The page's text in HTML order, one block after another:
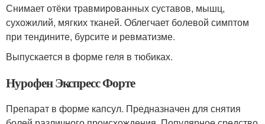
Снимает отёки травмированных суставов, мышц,
сухожилий, мягких тканей. Облегчает болевой симптом
при тендините, бурсите и ревматизме.
Выпускается в форме геля в тюбиках.
Нурофен Экспресс Форте
Препарат в форме капсул. Предназначен для снятия